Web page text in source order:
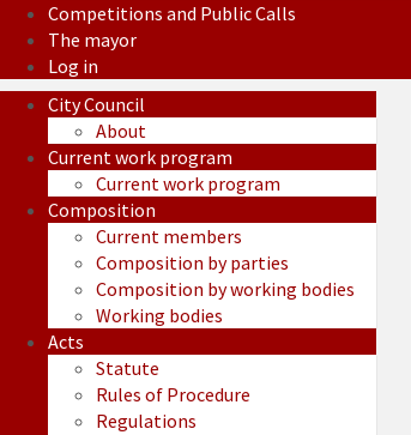
Competitions and Public Calls
The mayor
Log in
City Council
About
Current work program
Current work program
Composition
Current members
Composition by parties
Composition by working bodies
Working bodies
Acts
Statute
Rules of Procedure
Regulations